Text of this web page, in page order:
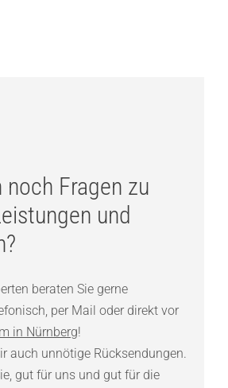
noch Fragen zu
und
beraten Sie gerne
per Mail oder direkt vor
in Nürnberg!
auch unnötige Rücksendungen.
gut für uns und gut für die